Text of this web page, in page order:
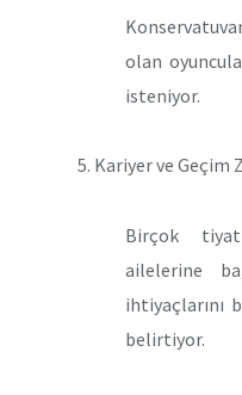
olan
isteniyor.
5. Kariyer ve Geçim
Birçok
ailelerine
ihtiyaçlarını
belirtiyor.